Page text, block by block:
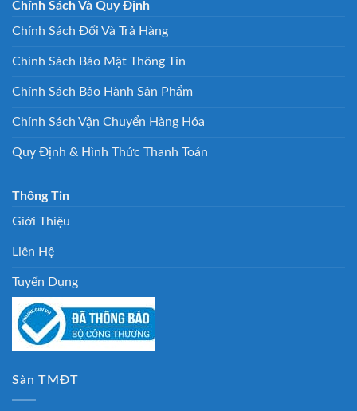
Chính Sách Và Quy Định
Chính Sách Đổi Và Trả Hàng
Chính Sách Bảo Mật Thông Tin
Chính Sách Bảo Hành Sản Phẩm
Chính Sách Vận Chuyển Hàng Hóa
Quy Định & Hình Thức Thanh Toán
Thông Tin
Giới Thiệu
Liên Hệ
Tuyển Dụng
Sàn TMĐT